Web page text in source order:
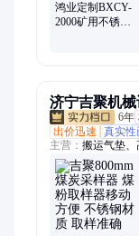
鸿业定制BXCY-
2000矿用不锈钢
济宁吉聚机械
6年
出价迅速
真实性
主营： 搬运气垫、
千斤顶、高压清
密闭气囊、射流
拉葫芦、翻车机
蒸汽喷射器、气